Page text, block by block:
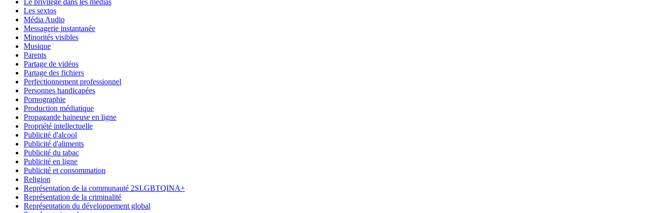
Les sextos
Média Audio
Messagerie instantanée
Minorités visibles
Musique
Parents
Partage de vidéos
Partage des fichiers
Perfectionnement professionnel
Personnes handicapées
Pornographie
Production médiatique
Propagande haineuse en ligne
Propriété intellectuelle
Publicité d'alcool
Publicité d'aliments
Publicité du tabac
Publicité en ligne
Publicité et consommation
Religion
Représentation de la communauté 2SLGBTQINA+
Représentation de la criminalité
Représentation du développement global